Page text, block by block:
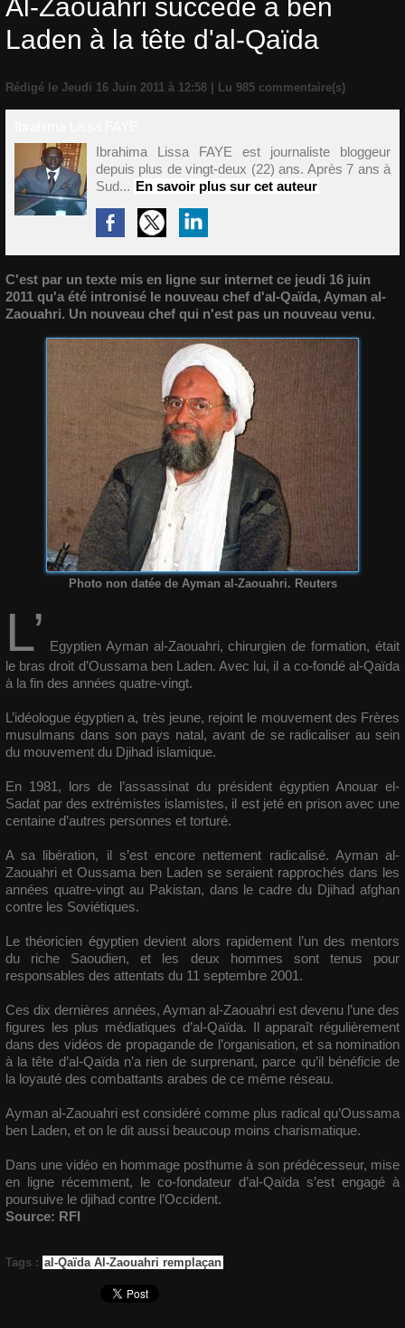
Al-Zaouahri succède à ben
Laden à la tête d'al-Qaïda
Rédigé le Jeudi 16 Juin 2011 à 12:58 | Lu 985 commentaire(s)
Ibrahima Lissa FAYE est journaliste bloggeur
depuis plus de vingt-deux (22) ans. Après 7 ans à
Sud... En savoir plus sur cet auteur
C'est par un texte mis en ligne sur internet ce jeudi 16 juin
2011 qu'a été intronisé le nouveau chef d'al-Qaïda, Ayman al-
Zaouahri. Un nouveau chef qui n'est pas un nouveau venu.
Photo non datée de Ayman al-Zaouahri. Reuters
L’ Egyptien Ayman al-Zaouahri, chirurgien de formation, était
le bras droit d’Oussama ben Laden. Avec lui, il a co-fondé al-Qaïda
à la fin des années quatre-vingt.
L’idéologue égyptien a, très jeune, rejoint le mouvement des Frères
musulmans dans son pays natal, avant de se radicaliser au sein
du mouvement du Djihad islamique.
En 1981, lors de l’assassinat du président égyptien Anouar el-
Sadat par des extrémistes islamistes, il est jeté en prison avec une
centaine d’autres personnes et torturé.
A sa libération, il s’est encore nettement radicalisé. Ayman al-
Zaouahri et Oussama ben Laden se seraient rapprochés dans les
années quatre-vingt au Pakistan, dans le cadre du Djihad afghan
contre les Soviétiques.
Le théoricien égyptien devient alors rapidement l’un des mentors
du riche Saoudien, et les deux hommes sont tenus pour
responsables des attentats du 11 septembre 2001.
Ces dix dernières années, Ayman al-Zaouahri est devenu l’une des
figures les plus médiatiques d’al-Qaïda. Il apparaît régulièrement
dans des vidéos de propagande de l’organisation, et sa nomination
à la tête d’al-Qaïda n’a rien de surprenant, parce qu’il bénéficie de
la loyauté des combattants arabes de ce même réseau.
Ayman al-Zaouahri est considéré comme plus radical qu’Oussama
ben Laden, et on le dit aussi beaucoup moins charismatique.
Dans une vidéo en hommage posthume à son prédécesseur, mise
en ligne récemment, le co-fondateur d’al-Qaïda s’est engagé à
poursuive le djihad contre l’Occident.
Source: RFI
Tags : al-Qaïda Al-Zaouahri remplaçan